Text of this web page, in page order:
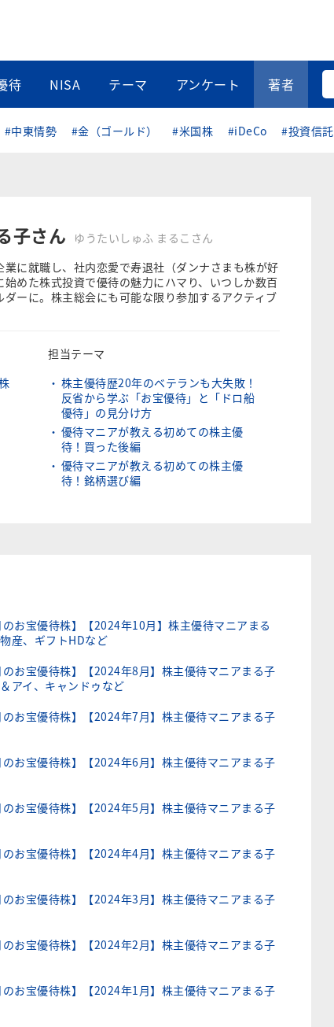
待 NISA テーマ アンケート 著者
#中東情勢 #金（ゴールド） #米国株 #iDeCo #投資信託
子さん
ゆうたいしゅふ まるこさん
業に就職し、社内恋愛で寿退社（ダンナさまも株が好
始めた株式投資で優待の魅力にハマり、いつしか数百
ーに。株主総会にも可能な限り参加するアクティブ
担当テーマ
株主優待歴20年のベテランも大失敗！
反省から学ぶ「お宝優待」と「ドロ船
優待」の見分け方
優待マニアが教える初めての株主優
待！買った後編
優待マニアが教える初めての株主優
待！銘柄選び編
のお宝優待株】【2024年10月】株主優待マニアまる
産、ギフトHDなど
のお宝優待株】【2024年8月】株主優待マニアまる子
アイ、キャンドゥなど
のお宝優待株】【2024年7月】株主優待マニアまる子
のお宝優待株】【2024年6月】株主優待マニアまる子
のお宝優待株】【2024年5月】株主優待マニアまる子
のお宝優待株】【2024年4月】株主優待マニアまる子
のお宝優待株】【2024年3月】株主優待マニアまる子
のお宝優待株】【2024年2月】株主優待マニアまる子
のお宝優待株】【2024年1月】株主優待マニアまる子